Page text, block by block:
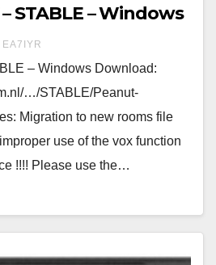
STABLE – Windows
EA7IYR
– Windows Download:
…/STABLE/Peanut-
Migration to new rooms file
use of the vox function
!!!! Please use the…